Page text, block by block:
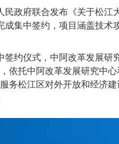
政府联合发布《关于松
集中签约，项目涵盖技
约仪式，中阿改革发展
依托中阿改革发展研究中
务松江区对外开放和经济建